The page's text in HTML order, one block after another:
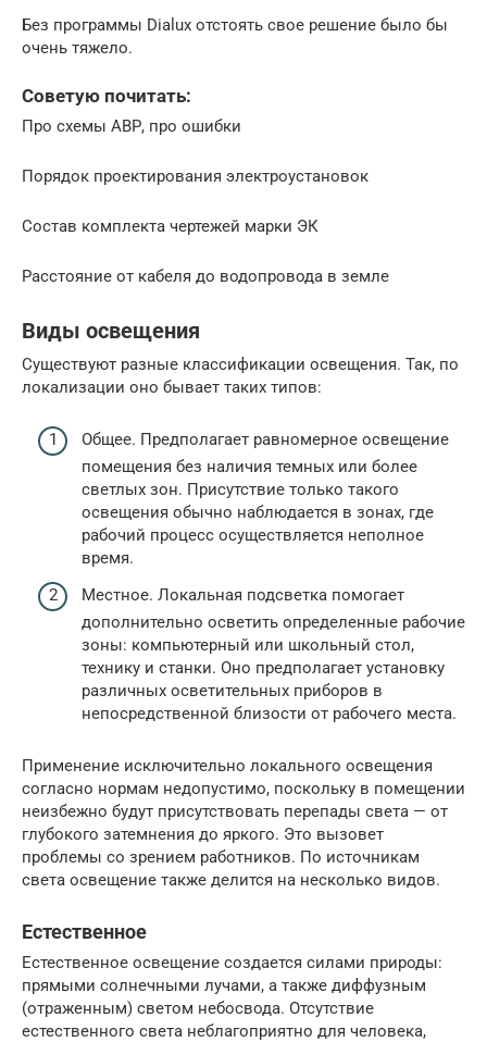
Без программы Dialux отстоять свое решение было бы
очень тяжело.
Советую почитать:
Про схемы АВР, про ошибки
Порядок проектирования электроустановок
Состав комплекта чертежей марки ЭК
Расстояние от кабеля до водопровода в земле
Виды освещения
Существуют разные классификации освещения. Так, по
локализации оно бывает таких типов:
Общее. Предполагает равномерное освещение
помещения без наличия темных или более
светлых зон. Присутствие только такого
освещения обычно наблюдается в зонах, где
рабочий процесс осуществляется неполное
время.
Местное. Локальная подсветка помогает
дополнительно осветить определенные рабочие
зоны: компьютерный или школьный стол,
технику и станки. Оно предполагает установку
различных осветительных приборов в
непосредственной близости от рабочего места.
Применение исключительно локального освещения
согласно нормам недопустимо, поскольку в помещении
неизбежно будут присутствовать перепады света — от
глубокого затемнения до яркого. Это вызовет
проблемы со зрением работников. По источникам
света освещение также делится на несколько видов.
Естественное
Естественное освещение создается силами природы:
прямыми солнечными лучами, а также диффузным
(отраженным) светом небосвода. Отсутствие
естественного света неблагоприятно для человека,